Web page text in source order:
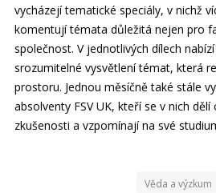
vycházejí tematické speciály, v nichž
komentují témata důležitá nejen pro
společnost. V jednotlivých dílech
srozumitelné vysvětlení témat, která
prostoru. Jednou měsíčně také stále
absolventy FSV UK, kteří se v nich dělí
zkušenosti a vzpomínají na své
Věda a výzkum